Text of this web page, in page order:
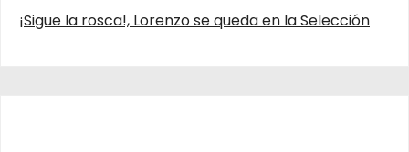
¡Sigue la rosca!, Lorenzo se queda en la Selección